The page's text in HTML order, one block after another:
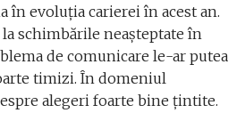
în evoluția carierei în acest an.
schimbările neașteptate în
de comunicare le-ar putea
timizi. În domeniul
alegeri foarte bine țintite.